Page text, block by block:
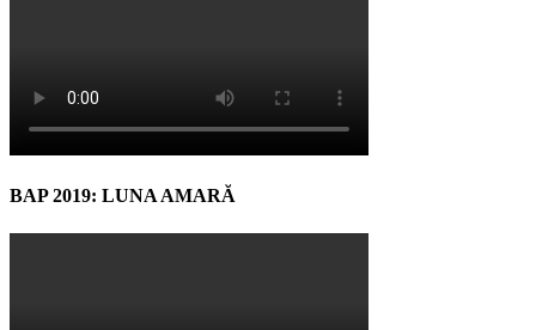
BAP 2019: LUNA AMARĂ